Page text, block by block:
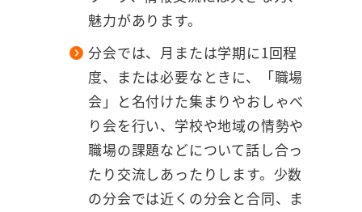
魅力があります。
分会では、月または学期に1回程
度、または必要なときに、「職場
会」と名付けた集まりやおしゃべ
り会を行い、学校や地域の情勢や
職場の課題などについて話し合っ
たり交流しあったりします。少数
の分会では近くの分会と合同、ま